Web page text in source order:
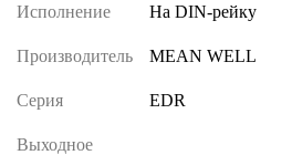
Исполнение На DIN-рейку
Производитель MEAN WELL
Серия EDR
Выходное